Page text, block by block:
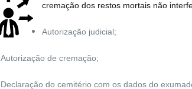
cremação dos restos mortais não
Autorização judicial;
Autorização de cremação;
Declaração do cemitério com os dados do